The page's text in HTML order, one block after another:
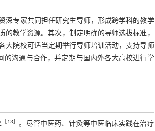
深专家共同担任研究生导师，形成跨学科的教学
教学资源。其次，制定明确的导师选拔标准，
大院校可适当定期举行导师培训活动，支持导师
的沟通与合作，并定期与国内外各大高校进行学
［ 13 。尽管中医药、针灸等中医临床实践在治疗